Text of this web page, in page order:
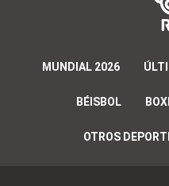
MUNDIAL 2026
BÉISBOL
OTROS